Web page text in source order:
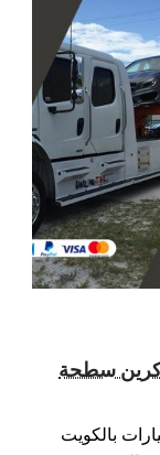
/ ونش كرين سطحة
بالكويت